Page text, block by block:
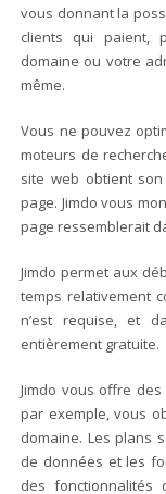
vous donnant la
clients qui paient,
domaine ou votre
même.
Vous ne pouvez
moteurs de
site web obtient
page. Jimdo vous
page ressemblerait
Jimdo permet aux
temps relativement
n’est requise, et
entièrement gratuite.
Jimdo vous offre
par exemple, vous
domaine. Les plans
de données et les
des fonctionnalités